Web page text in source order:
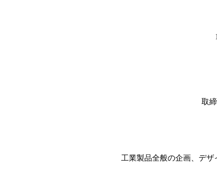
取
工業製品全般の企画、デザ